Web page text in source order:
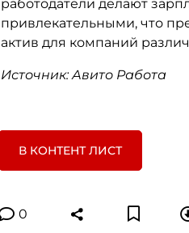
работодатели делают
привлекательными, что
актив для компаний
Источник: Авито Работа
В КОНТЕНТ ЛИСТ
0